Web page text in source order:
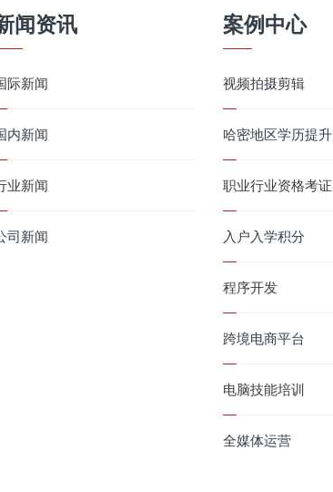
闻资讯
际新闻
内新闻
业新闻
司新闻
案例中心
视频拍摄剪辑
哈密地区学历提升
职业行业资格考证
入户入学积分
程序开发
跨境电商平台
电脑技能培训
全媒体运营